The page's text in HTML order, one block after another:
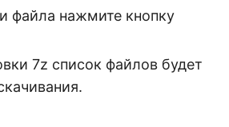
файла нажмите кнопку
7z список файлов будет